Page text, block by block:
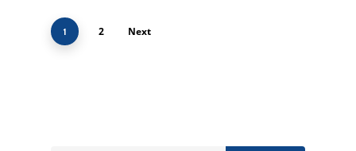
1 2 Next